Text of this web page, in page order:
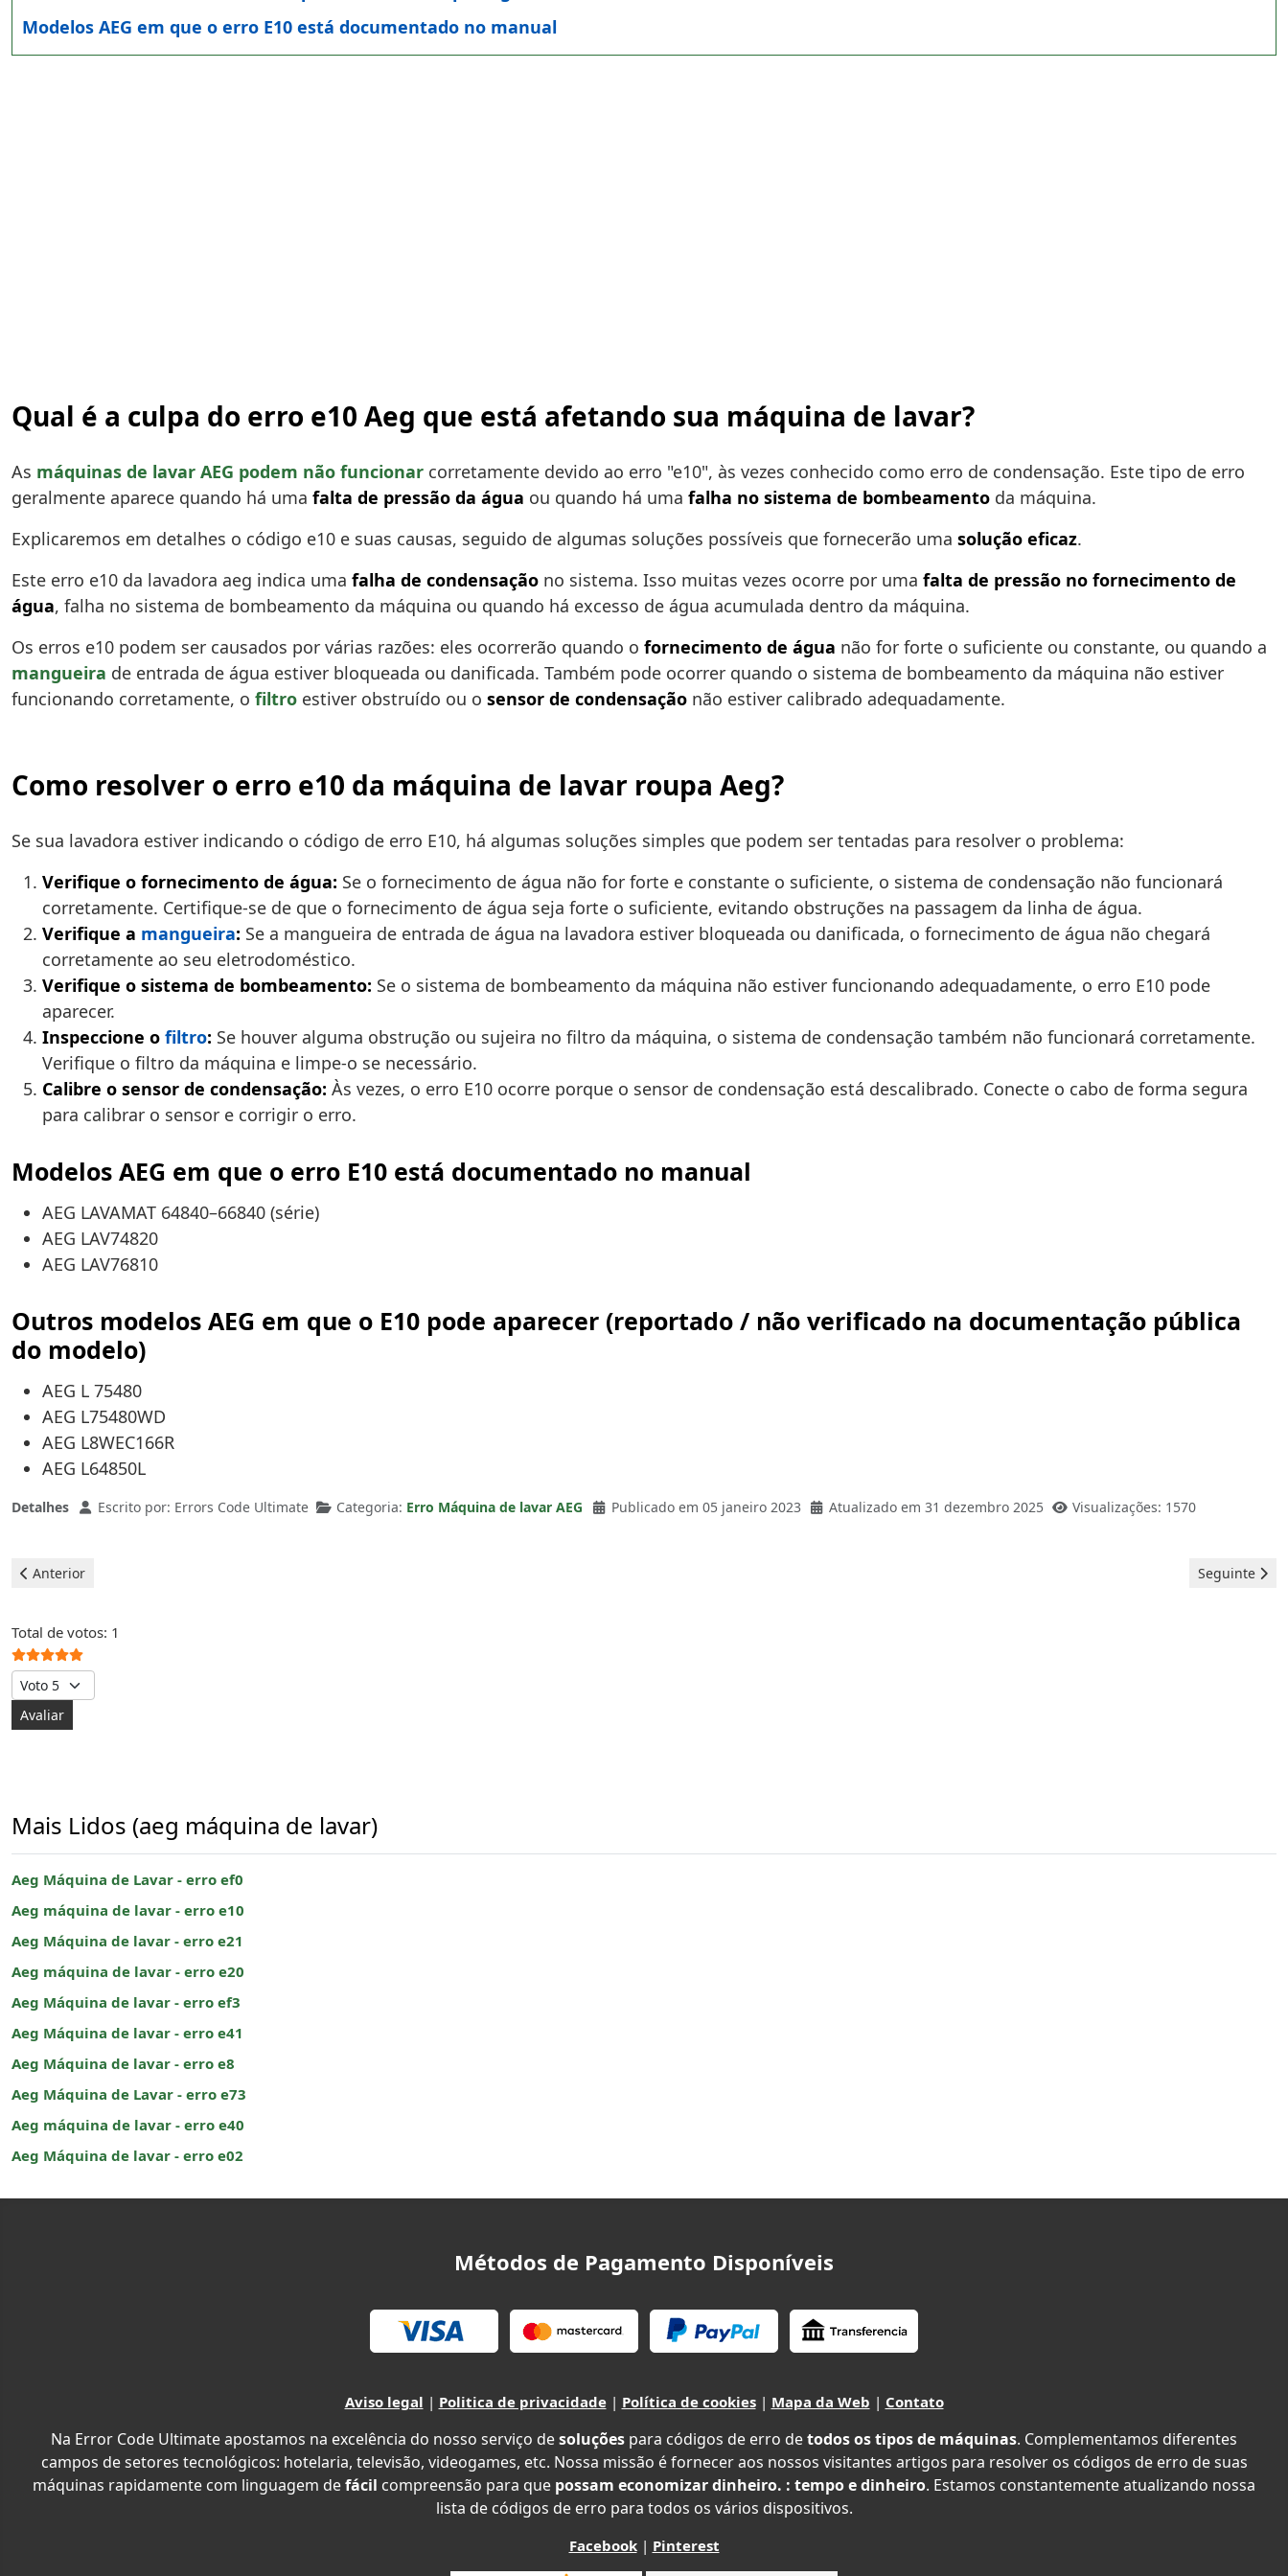
Modelos AEG em que o erro E10 está documentado no manual
Qual é a culpa do erro e10 Aeg que está afetando sua máquina de lavar?
As máquinas de lavar AEG podem não funcionar corretamente devido ao erro "e10", às vezes conhecido como erro de condensação. Este tipo de erro
geralmente aparece quando há uma falta de pressão da água ou quando há uma falha no sistema de bombeamento da máquina.
Explicaremos em detalhes o código e10 e suas causas, seguido de algumas soluções possíveis que fornecerão uma solução eficaz.
Este erro e10 da lavadora aeg indica uma falha de condensação no sistema. Isso muitas vezes ocorre por uma falta de pressão no fornecimento de
água, falha no sistema de bombeamento da máquina ou quando há excesso de água acumulada dentro da máquina.
Os erros e10 podem ser causados por várias razões: eles ocorrerão quando o fornecimento de água não for forte o suficiente ou constante, ou quando a
mangueira de entrada de água estiver bloqueada ou danificada. Também pode ocorrer quando o sistema de bombeamento da máquina não estiver
funcionando corretamente, o filtro estiver obstruído ou o sensor de condensação não estiver calibrado adequadamente.
Como resolver o erro e10 da máquina de lavar roupa Aeg?
Se sua lavadora estiver indicando o código de erro E10, há algumas soluções simples que podem ser tentadas para resolver o problema:
Verifique o fornecimento de água: Se o fornecimento de água não for forte e constante o suficiente, o sistema de condensação não funcionará
corretamente. Certifique-se de que o fornecimento de água seja forte o suficiente, evitando obstruções na passagem da linha de água.
Verifique a mangueira: Se a mangueira de entrada de água na lavadora estiver bloqueada ou danificada, o fornecimento de água não chegará
corretamente ao seu eletrodoméstico.
Verifique o sistema de bombeamento: Se o sistema de bombeamento da máquina não estiver funcionando adequadamente, o erro E10 pode
aparecer.
Inspeccione o filtro: Se houver alguma obstrução ou sujeira no filtro da máquina, o sistema de condensação também não funcionará corretamente.
Verifique o filtro da máquina e limpe-o se necessário.
Calibre o sensor de condensação: Às vezes, o erro E10 ocorre porque o sensor de condensação está descalibrado. Conecte o cabo de forma segura
para calibrar o sensor e corrigir o erro.
Modelos AEG em que o erro E10 está documentado no manual
AEG LAVAMAT 64840–66840 (série)
AEG LAV74820
AEG LAV76810
Outros modelos AEG em que o E10 pode aparecer (reportado / não verificado na documentação pública
do modelo)
AEG L 75480
AEG L75480WD
AEG L8WEC166R
AEG L64850L
Detalhes Escrito por: Errors Code Ultimate Categoria: Erro Máquina de lavar AEG Publicado em 05 janeiro 2023 Atualizado em 31 dezembro 2025 Visualizações: 1570
Artigo anterior: Aeg Máquina de lavar - erro e02
Anterior Artigo
Seguinte
Votos do utilizador:
Total de votos: 1
Avalie, por favor
Mais Lidos (aeg máquina de lavar)
Aeg Máquina de Lavar - erro ef0
Aeg máquina de lavar - erro e10
Aeg Máquina de lavar - erro e21
Aeg máquina de lavar - erro e20
Aeg Máquina de lavar - erro ef3
Aeg Máquina de lavar - erro e41
Aeg Máquina de lavar - erro e8
Aeg Máquina de Lavar - erro e73
Aeg máquina de lavar - erro e40
Aeg Máquina de lavar - erro e02
Métodos de Pagamento Disponíveis
Aviso legal | Politica de privacidade| Política de cookies| Mapa da Web | Contato
Na Error Code Ultimate apostamos na excelência do nosso serviço desoluções para códigos de erro detodos os tipos de máquinas. Complementamos diferentes
campos de setores tecnológicos: hotelaria, televisão, videogames, etc. Nossa missão é fornecer aos nossos visitantes artigos para resolver os códigos de erro de suas
máquinas rapidamente com linguagem defácil compreensão para que possam economizar dinheiro. : tempo e dinheiro. Estamos constantemente atualizando nossa
lista de códigos de erro para todos os vários dispositivos.
Facebook| Pinterest